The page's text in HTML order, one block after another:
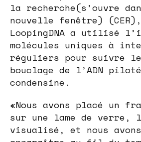
la recherche(s’ouvre
nouvelle fenêtre)
LoopingDNA a utilisé
molécules uniques à
réguliers pour suivre le
bouclage de l’ADN
condensine.
«Nous avons placé un
sur une lame de verre,
visualisé, et nous